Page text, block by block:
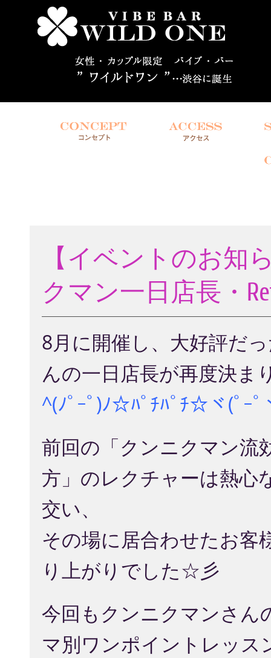
【イベントのお知
クマン一日店長・
8月に開催し、大好評だ
んの一日店長が再度決ま
^(ﾉﾟｰﾟ)ﾉ☆ﾊﾟﾁﾊﾟﾁ☆ヾ(ﾟｰﾟ
前回の「クンニクマン流
方」のレクチャーは熱心
交い、
その場に居合わせたお客
り上がりでした☆彡
今回もクンニクマンさん
マ別ワンポイントレッ